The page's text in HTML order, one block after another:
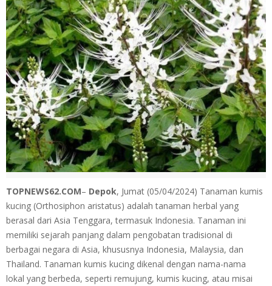
TOPNEWS62.COM– Depok, Jumat (05/04/2024) Tanaman kumis
kucing (Orthosiphon aristatus) adalah tanaman herbal yang
berasal dari Asia Tenggara, termasuk Indonesia. Tanaman ini
memiliki sejarah panjang dalam pengobatan tradisional di
berbagai negara di Asia, khususnya Indonesia, Malaysia, dan
Thailand. Tanaman kumis kucing dikenal dengan nama-nama
lokal yang berbeda, seperti remujung, kumis kucing, atau misai